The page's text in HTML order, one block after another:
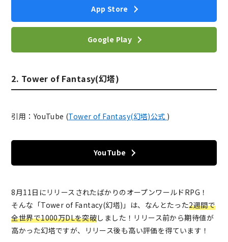
App Store
Google Play
2. Tower of Fantasy(幻塔)
引用：YouTube (Tower of Fantasy(幻塔)公式 )
YouTube
8月11日にリリースされたばかりのオープンワールドRPG！
そんな「Tower of Fantacy(幻塔)」は、なんとたった2週間で
全世界で1000万DLを突破しました！リリース前から期待値が
高かった幻塔ですが、リリース後も高い評価を得ています！